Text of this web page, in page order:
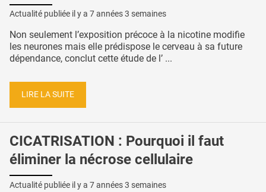
Actualité publiée il y a 7 années 3 semaines
Non seulement l’exposition précoce à la nicotine modifie
les neurones mais elle prédispose le cerveau à sa future
dépendance, conclut cette étude de l’ ...
LIRE LA SUITE
CICATRISATION : Pourquoi il faut
éliminer la nécrose cellulaire
Actualité publiée il y a 7 années 3 semaines